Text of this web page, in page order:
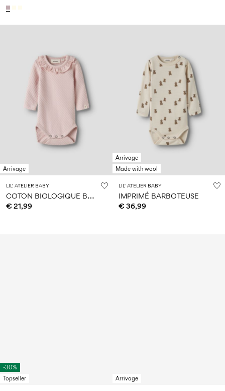
Arrivage
LIL' ATELIER BABY
C
OTON BIOLOGIQUE BARBOTEUSE
€ 21,99
Arrivage
Made with wool
LIL' ATELIER BABY
IMPRIMÉ BARBOTEUSE
€ 36,99
-30%
Topseller
Arrivage